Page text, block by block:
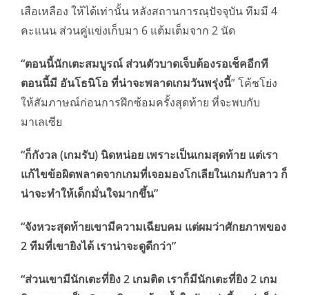
เสือเหลือง ให้ได้เท่านั้น หลังสถานการณฺปัจจุบัน ทีมมี 4
คะแนน ส่วนคู่แข่งเก็บมา 6 แต้มเต็มจาก 2 นัด
“ตอนนี้นักเตะสมบูรณ์ ส่วนตัวบาดเจ็บต้องรอเช็คอีกที
ตอนนี้มี อันโธนิโอ ที่น่าจะพลาดเกมวันพรุ่งนี้” โค้ชโย่ง
ให้สัมภาษณ์ก่อนการฝึกซ้อมครั้งสุดท้าย ที่จะพบกับ
มาเลเซีย
“ก็กังวล (เกมรับ) นิดหน่อย เพราะเป็นเกมสุดท้าย แต่เรา
แก้ไขข้อผิดพลาดจากเกมที่เจอมองโกเลียในเกมกับลาว ก็
น่าจะทำให้เด็กมั่นใจมากขึ้น”
“จังหวะสุดท้ายเขามีความเฉียบคม แต่ผมว่าศักยภาพของ
2 ทีมที่เขายิงได้ เราน่าจะดูดีกว่า”
“ส่วนเขามีนักเตะที่ยิง 2 เกมติด เราก็มีนักเตะที่ยิง 2 เกม